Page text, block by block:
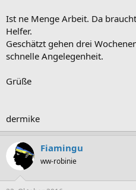
Ist ne Menge Arbeit. Da
Helfer.
Geschätzt gehen drei
schnelle Angelegenheit.
Grüße
dermike
Fiamingu
ww-robinie